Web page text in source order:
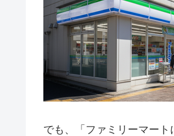
でも、「ファミリーマー